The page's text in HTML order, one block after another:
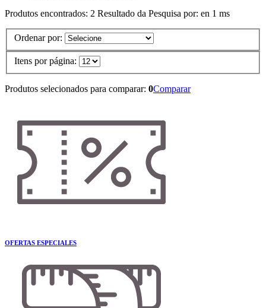
Produtos encontrados: 2 Resultado da Pesquisa por: en 1 ms
Ordenar por:
Itens por página:
Produtos selecionados para comparar: 0Comparar
OFERTAS ESPECIALES